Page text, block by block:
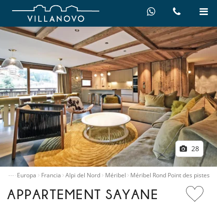
28
… Europa Francia Alpi del Nord Méribel Méribel Rond Point des pistes
APPARTEMENT SAYANE